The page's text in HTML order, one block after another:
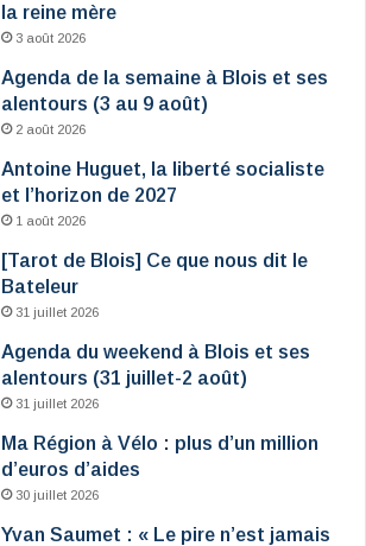
la reine mère
3 août 2026
Agenda de la semaine à Blois et ses
alentours (3 au 9 août)
2 août 2026
Antoine Huguet, la liberté socialiste
et l’horizon de 2027
1 août 2026
[Tarot de Blois] Ce que nous dit le
Bateleur
31 juillet 2026
Agenda du weekend à Blois et ses
alentours (31 juillet-2 août)
31 juillet 2026
Ma Région à Vélo : plus d’un million
d’euros d’aides
30 juillet 2026
Yvan Saumet : « Le pire n’est jamais